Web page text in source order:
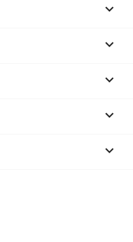




keyboard_arrow_down